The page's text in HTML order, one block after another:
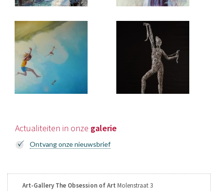
Actualiteiten in onze galerie
Ontvang onze nieuwsbrief
Art-Gallery The Obsession of Art Molenstraat 3